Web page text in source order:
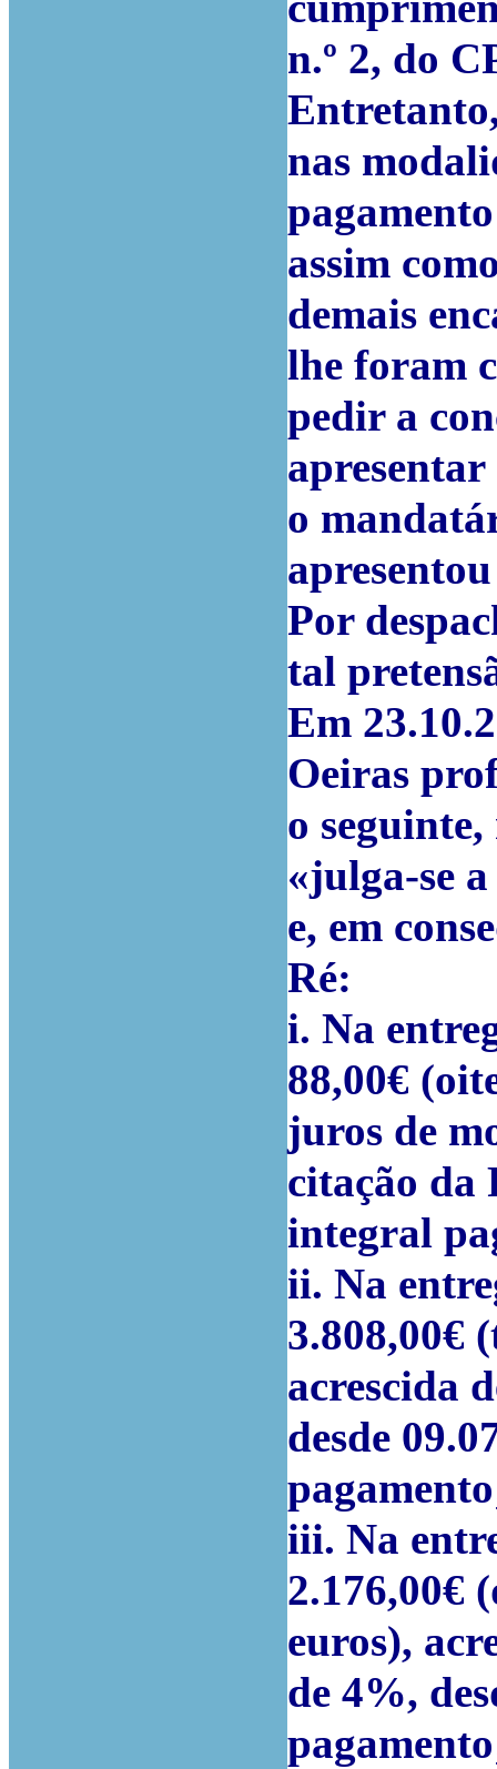
n.º 2, do
nas
assim
demais
lhe foram
pedir a
apresentar
o
Por
tal
Em
Oeiras
o
«julga-se
e, em
Ré:
i. Na
88,00€
juros de
citação da
integral
ii. Na
3.808,00€
acrescida
desde
iii. Na
2.176,00€
euros),
de 4%,